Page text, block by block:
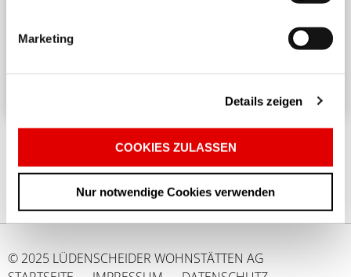
Marketing
Details zeigen
COOKIES ZULASSEN
Nur notwendige Cookies verwenden
in einem Mehrparteienhaus erfordert
Rücksichtnahme und Achtsamkeit. ...
© 2025 LÜDENSCHEIDER WOHNSTÄTTEN AG